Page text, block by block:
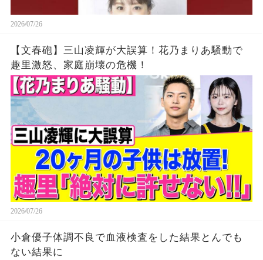
2026/07/26
【文春砲】三山凌輝が大誤算！花乃まりあ騒動で
趣里激怒、家庭崩壊の危機！
2026/07/26
小倉優子体調不良で血液検査をした結果とんでも
ない結果に